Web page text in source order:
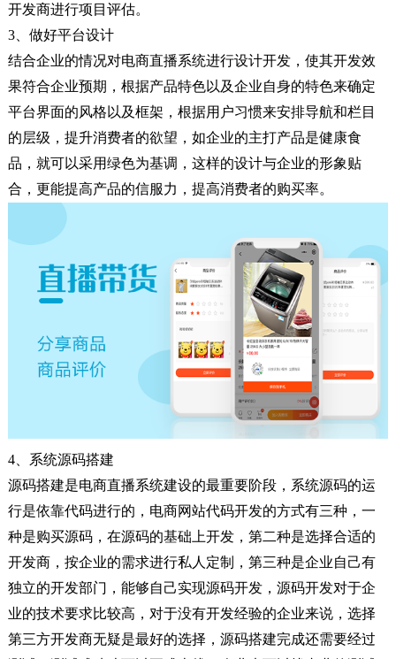
开发商进行项目评估。
3、做好平台设计
结合企业的情况对电商直播系统进行设计开发，使其开发效
果符合企业预期，根据产品特色以及企业自身的特色来确定
平台界面的风格以及框架，根据用户习惯来安排导航和栏目
的层级，提升消费者的欲望，如企业的主打产品是健康食
品，就可以采用绿色为基调，这样的设计与企业的形象贴
合，更能提高产品的信服力，提高消费者的购买率。
4、系统源码搭建
源码搭建是电商直播系统建设的最重要阶段，系统源码的运
行是依靠代码进行的，电商网站代码开发的方式有三种，一
种是购买源码，在源码的基础上开发，第二种是选择合适的
开发商，按企业的需求进行私人定制，第三种是企业自己有
独立的开发部门，能够自己实现源码开发，源码开发对于企
业的技术要求比较高，对于没有开发经验的企业来说，选择
第三方开发商无疑是最好的选择，源码搭建完成还需要经过